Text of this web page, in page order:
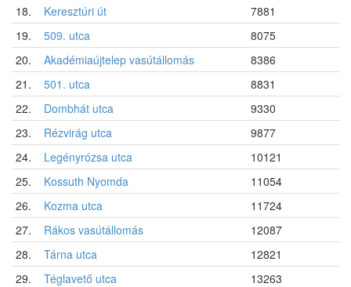
18.
Keresztúri út
7881
19.
509. utca
8075
20.
Akadémiaújtelep vasútállomás
8386
21.
501. utca
8831
22.
Dombhát utca
9330
23.
Rézvirág utca
9877
24.
Legényrózsa utca
10121
25.
Kossuth Nyomda
11054
26.
Kozma utca
11724
27.
Rákos vasútállomás
12087
28.
Tárna utca
12821
29.
Téglavető utca
13263